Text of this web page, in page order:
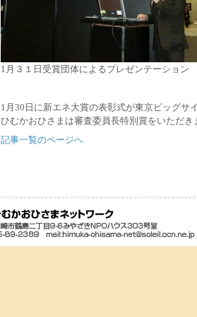
1月３１日受賞団体によるプレゼンテーション
1月30日に新エネ大賞の表彰式が東京ビッグサ
ひむかおひさまは審査委員長特別賞をいただき
記事一覧のページへ